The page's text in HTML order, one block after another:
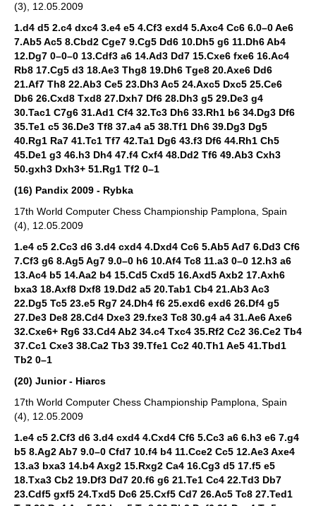
(3), 12.05.2009
1.d4 d5 2.c4 dxc4 3.e4 e5 4.Cf3 exd4 5.Axc4 Cc6 6.0–0 Ae6
7.Ab5 Ac5 8.Cbd2 Cge7 9.Cg5 Dd6 10.Dh5 g6 11.Dh6 Ab4
12.Dg7 0–0–0 13.Cdf3 a6 14.Ad3 Dd7 15.Cxe6 fxe6 16.Ac4
Rb8 17.Cg5 d3 18.Ae3 Thg8 19.Dh6 Tge8 20.Axe6 Dd6
21.Af7 Th8 22.Ab3 Ce5 23.Dh3 Ac5 24.Axc5 Dxc5 25.Ce6
Db6 26.Cxd8 Txd8 27.Dxh7 Df6 28.Dh3 g5 29.De3 g4
30.Tac1 C7g6 31.Ad1 Cf4 32.Tc3 Dh6 33.Rh1 b6 34.Dg3 Df6
35.Te1 c5 36.De3 Tf8 37.a4 a5 38.Tf1 Dh6 39.Dg3 Dg5
40.Rg1 Ra7 41.Tc1 Tf7 42.Ta1 Dg6 43.f3 Df6 44.Rh1 Ch5
45.De1 g3 46.h3 Dh4 47.f4 Cxf4 48.Dd2 Tf6 49.Ab3 Cxh3
50.gxh3 Dxh3+ 51.Rg1 Tf2 0–1
(16) Pandix 2009 - Rybka
17th World Computer Chess Championship Pamplona, Spain
(4), 12.05.2009
1.e4 c5 2.Cc3 d6 3.d4 cxd4 4.Dxd4 Cc6 5.Ab5 Ad7 6.Dd3 Cf6
7.Cf3 g6 8.Ag5 Ag7 9.0–0 h6 10.Af4 Tc8 11.a3 0–0 12.h3 a6
13.Ac4 b5 14.Aa2 b4 15.Cd5 Cxd5 16.Axd5 Axb2 17.Axh6
bxa3 18.Axf8 Dxf8 19.Dd2 a5 20.Tab1 Cb4 21.Ab3 Ac3
22.Dg5 Tc5 23.e5 Rg7 24.Dh4 f6 25.exd6 exd6 26.Df4 g5
27.De3 De8 28.Cd4 Dxe3 29.fxe3 Tc8 30.g4 a4 31.Ae6 Axe6
32.Cxe6+ Rg6 33.Cd4 Ab2 34.c4 Txc4 35.Rf2 Cc2 36.Ce2 Tb4
37.Cc1 Cxe3 38.Ca2 Tb3 39.Tfe1 Cc2 40.Th1 Ae5 41.Tbd1
Tb2 0–1
(20) Junior - Hiarcs
17th World Computer Chess Championship Pamplona, Spain
(4), 12.05.2009
1.e4 c5 2.Cf3 d6 3.d4 cxd4 4.Cxd4 Cf6 5.Cc3 a6 6.h3 e6 7.g4
b5 8.Ag2 Ab7 9.0–0 Cfd7 10.f4 b4 11.Cce2 Cc5 12.Ae3 Axe4
13.a3 bxa3 14.b4 Axg2 15.Rxg2 Ca4 16.Cg3 d5 17.f5 e5
18.Txa3 Cb2 19.Df3 Dd7 20.f6 g6 21.Te1 Cc4 22.Td3 Db7
23.Cdf5 gxf5 24.Txd5 Dc6 25.Cxf5 Cd7 26.Ac5 Tc8 27.Ted1